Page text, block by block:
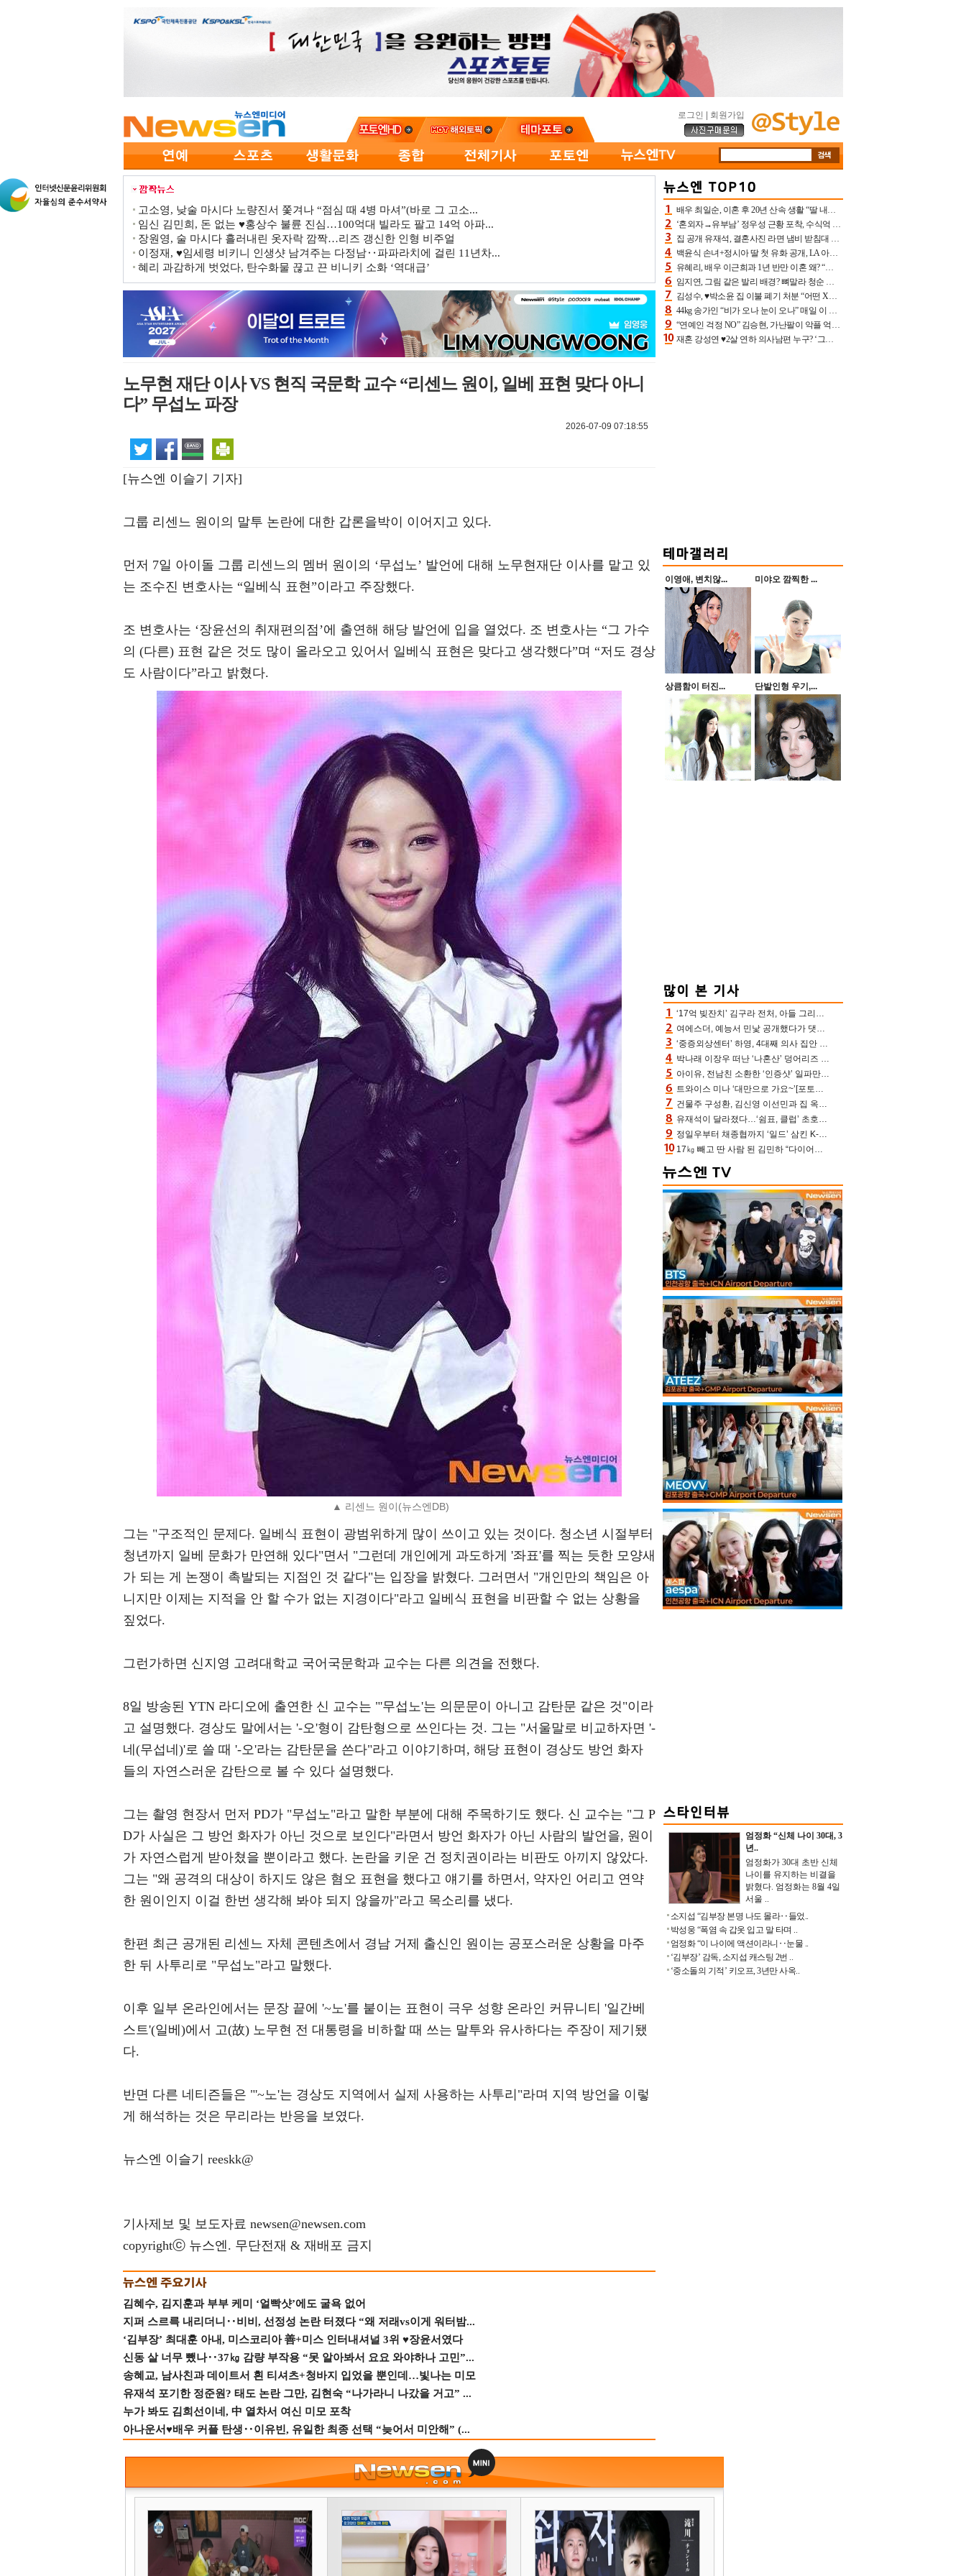
로그인 회원가입
고소영, 낮술 마시다 노량진서 쫓겨나 “점심 때 4병 마셔”(바로 그 고소...
임신 김민희, 돈 없는 ♥홍상수 불륜 진심…100억대 빌라도 팔고 14억 아파...
장원영, 술 마시다 흘러내린 옷자락 깜짝…리즈 갱신한 인형 비주얼
이정재, ♥임세령 비키니 인생샷 남겨주는 다정남‥파파라치에 걸린 11년차...
혜리 과감하게 벗었다, 탄수화물 끊고 끈 비니키 소화 ‘역대급’
노무현 재단 이사 VS 현직 국문학 교수 “리센느 원이, 일베 표현 맞다 아니
다” 무섭노 파장
2026-07-09 07:18:55
[뉴스엔 이슬기 기자]
그룹 리센느 원이의 말투 논란에 대한 갑론을박이 이어지고 있다.
먼저 7일 아이돌 그룹 리센느의 멤버 원이의 ‘무섭노’ 발언에 대해 노무현재단 이사를 맡고 있
는 조수진 변호사는 “일베식 표현”이라고 주장했다.
조 변호사는 ‘장윤선의 취재편의점’에 출연해 해당 발언에 입을 열었다. 조 변호사는 “그 가수
의 (다른) 표현 같은 것도 많이 올라오고 있어서 일베식 표현은 맞다고 생각했다”며 “저도 경상
도 사람이다”라고 밝혔다.
▲ 리센느 원이(뉴스엔DB)
그는 "구조적인 문제다. 일베식 표현이 광범위하게 많이 쓰이고 있는 것이다. 청소년 시절부터
청년까지 일베 문화가 만연해 있다"면서 "그런데 개인에게 과도하게 '좌표'를 찍는 듯한 모양새
가 되는 게 논쟁이 촉발되는 지점인 것 같다"는 입장을 밝혔다. 그러면서 "개인만의 책임은 아
니지만 이제는 지적을 안 할 수가 없는 지경이다"라고 일베식 표현을 비판할 수 없는 상황을
짚었다.
그런가하면 신지영 고려대학교 국어국문학과 교수는 다른 의견을 전했다.
8일 방송된 YTN 라디오에 출연한 신 교수는 "'무섭노'는 의문문이 아니고 감탄문 같은 것"이라
고 설명했다. 경상도 말에서는 '-오'형이 감탄형으로 쓰인다는 것. 그는 "서울말로 비교하자면 '-
네(무섭네)'로 쓸 때 '-오'라는 감탄문을 쓴다"라고 이야기하며, 해당 표현이 경상도 방언 화자
들의 자연스러운 감탄으로 볼 수 있다 설명했다.
그는 촬영 현장서 먼저 PD가 "무섭노"라고 말한 부분에 대해 주목하기도 했다. 신 교수는 "그 P
D가 사실은 그 방언 화자가 아닌 것으로 보인다"라면서 방언 화자가 아닌 사람의 발언을, 원이
가 자연스럽게 받아쳤을 뿐이라고 했다. 논란을 키운 건 정치권이라는 비판도 아끼지 않았다.
그는 "왜 공격의 대상이 하지도 않은 혐오 표현을 했다고 얘기를 하면서, 약자인 어리고 연약
한 원이인지 이걸 한번 생각해 봐야 되지 않을까"라고 목소리를 냈다.
한편 최근 공개된 리센느 자체 콘텐츠에서 경남 거제 출신인 원이는 공포스러운 상황을 마주
한 뒤 사투리로 "무섭노"라고 말했다.
이후 일부 온라인에서는 문장 끝에 '~노'를 붙이는 표현이 극우 성향 온라인 커뮤니티 '일간베
스트'(일베)에서 고(故) 노무현 전 대통령을 비하할 때 쓰는 말투와 유사하다는 주장이 제기됐
다.
반면 다른 네티즌들은 "'~노'는 경상도 지역에서 실제 사용하는 사투리"라며 지역 방언을 이렇
게 해석하는 것은 무리라는 반응을 보였다.
뉴스엔 이슬기 reeskk@
기사제보 및 보도자료 newsen@newsen.com
copyrightⓒ 뉴스엔. 무단전재 & 재배포 금지
김혜수, 김지훈과 부부 케미 ‘얼빡샷’에도 굴욕 없어
지퍼 스르륵 내리더니‥비비, 선정성 논란 터졌다 “왜 저래vs이게 워터밤...
‘김부장’ 최대훈 아내, 미스코리아 善+미스 인터내셔널 3위 ♥장윤서였다
신동 살 너무 뺐나‥37㎏ 감량 부작용 “못 알아봐서 요요 와야하나 고민”...
송혜교, 남사친과 데이트서 흰 티셔츠+청바지 입었을 뿐인데…빛나는 미모
유재석 포기한 정준원? 태도 논란 그만, 김현숙 “나가라니 나갔을 거고” ...
누가 봐도 김희선이네, 中 열차서 여신 미모 포착
아나운서♥배우 커플 탄생‥이유빈, 유일한 최종 선택 “늦어서 미안해” (...
배우 최일순, 이혼 후 20년 산속 생활 “딸 내가 버렸다고 원망‥맘 아파”(특종)[어제TV]
‘혼외자→유부남’ 정우성 근황 포착, 수식억 해킹 피해 후배 만났다 “존경하는”
집 공개 유재석, 결혼사진 라면 냄비 받침대 되고 분노‥가족사진도 피해(놀뭐)[어제TV]
백윤식 손녀+정시아 딸 첫 유화 공개, LA 아트쇼→서울국제조각페스타 작가다운 수준급 실력
유혜리, 배우 이근희과 1년 반만 이혼 왜? “식칼 꽂고 의자 던져” 충격 폭로(특종)[어제TV]
임지연, 그림 같은 발리 배경? 뼈말라 청순 비키니 핏에 상대 안 되네
김성수, ♥박소윤 집 이불 폐기 처분 “어떤 X이랑 썼을지 몰라” 질투(신랑수업2)[어제TV]
44kg 송가인 “비가 오나 눈이 오나” 매일 이 운동, 허벅지 근육량 상승+체지방 감소
“연예인 걱정 NO” 김승현, 가난팔이 악플 억울할만‥아내+딸과 日 여행
재혼 강성연 ♥2살 연하 의사남편 누구? ‘그알’ 자문의에 훈남 비주얼 초엘리트 스펙 [종합]
이영애, 변치않... 미야오 깜찍한 ...
상큼함이 터진... 단발인형 우기,...
‘17억 빚잔치’ 김구라 전처, 아들 그리는 “나 뿐인데” 친엄마 챙기는 효심 눈길
여에스더, 예능서 민낯 공개했다가 댓글에 충격 “눈 왜 저렇게 처졌냐고”(에스더TV)
‘중증외상센터’ 하영, 4대째 의사 집안 인증 “증조부, 고종 황제 진료”(옥문아)[어제TV]
박나래 이장우 떠난 ‘나혼산’ 덩어리즈 왔다, 1인 1케이크에 팜유 전현무 충격[어제TV]
아이유, 전남친 소환한 ‘인증샷’ 일파만파 속…남사친 변우석 선물도 남겼나 ‘훈훈’
트와이스 미나 ‘대만으로 가요~’[포토엔HD]
건물주 구성환, 김신영 이선민과 집 옥상서 41만원 한우 파티 “화력이 성화봉송”(나혼산)
유재석이 달라졌다…‘쉼표, 클럽’ 초호화 코스에 주우재도 감탄 (놀면 뭐하니?)
정일우부터 채종협까지 ‘일드’ 삼킨 K-배우들의 매서운 돌풍
17㎏ 빼고 딴 사람 된 김민하 “다이어트 화제돼 깜짝, 이럴 일인가”(전현무계획4)[어제TV]
엄정화 “신체 나이 30대, 3
년..
엄정화가 30대 초반 신체
나이를 유지하는 비결을
밝혔다. 엄정화는 8월 4일
서울 ..
소지섭 “김부장 본명 나도 몰라‥들었..
박성웅 “폭염 속 갑옷 입고 말 타며 ..
엄정화 “이 나이에 액션이라니‥눈물 ..
‘김부장’ 감독, 소지섭 캐스팅 2번 ..
‘중소돌의 기적’ 키오프, 3년만 사옥..